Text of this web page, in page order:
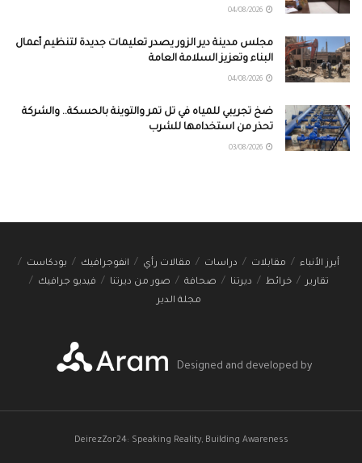
مجلس مدينة دير الزور يصدر تعليمات جديدة لتنظيم أعمال
البناء وتعزيز السلامة العامة
ضخ تجريبي للمياه في تل تمر والتوينة بالحسكة.. والشركة
تحذر من استخدامها للشرب
أبرز الأنباء مقابلات دراسات مقالات رأي انفوجرافيك
بودكاست
تقارير
خرائط ديرتنا صحافة صور من ديرتنا
فيديو جرافيك
مجلة الدير
Designed and developed by
DeirezZor24: Speaking Reality, Building Awareness